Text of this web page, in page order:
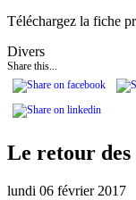
Téléchargez la fiche
Divers
Share this...
Le retour
lundi 06 février 2017